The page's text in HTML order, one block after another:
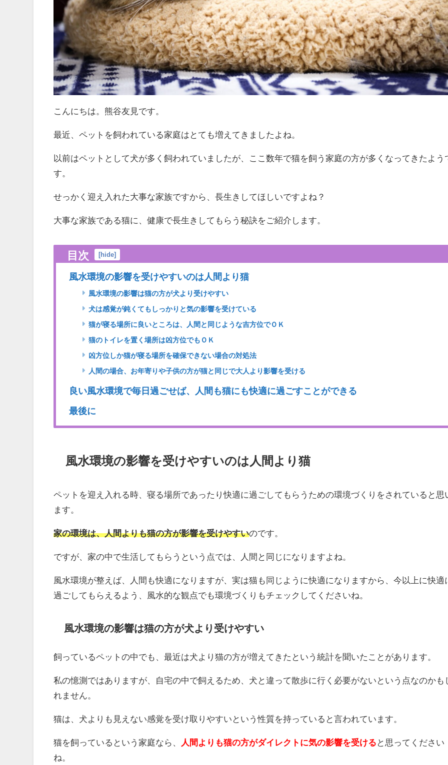
こんにちは。熊谷友見です。
最近、ペットを飼われている家庭はとても増えてきましたよね。
以前はペットとして犬が多く飼われていましたが、ここ数年で猫を飼う家庭の方が多くなってきたよう
す。
せっかく迎え入れた大事な家族ですから、長生きしてほしいですよね？
大事な家族である猫に、健康で長生きしてもらう秘訣をご紹介します。
目次 [hide]
風水環境の影響を受けやすいのは人間より猫
風水環境の影響は猫の方が犬より受けやすい
犬は感覚が鈍くてもしっかりと気の影響を受けている
猫が寝る場所に良いところは、人間と同じような吉方位でＯＫ
猫のトイレを置く場所は凶方位でもＯＫ
凶方位しか猫が寝る場所を確保できない場合の対処法
人間の場合、お年寄りや子供の方が猫と同じで大人より影響を受ける
良い風水環境で毎日過ごせば、人間も猫にも快適に過ごすことができる
最後に
風水環境の影響を受けやすいのは人間より猫
ペットを迎え入れる時、寝る場所であったり快適に過ごしてもらうための環境づくりをされていると思
ます。
家の環境は、人間よりも猫の方が影響を受けやすいのです。
ですが、家の中で生活してもらうという点では、人間と同じになりますよね。
風水環境が整えば、人間も快適になりますが、実は猫も同じように快適になりますから、今以上に快適
過ごしてもらえるよう、風水的な観点でも環境づくりもチェックしてくださいね。
風水環境の影響は猫の方が犬より受けやすい
飼っているペットの中でも、最近は犬より猫の方が増えてきたという統計を聞いたことがあります。
私の憶測ではありますが、自宅の中で飼えるため、犬と違って散歩に行く必要がないという点なのかも
れません。
猫は、犬よりも見えない感覚を受け取りやすいという性質を持っていると言われています。
猫を飼っているという家庭なら、 人間よりも猫の方がダイレクトに気の影響を受ける と思ってください
ね。